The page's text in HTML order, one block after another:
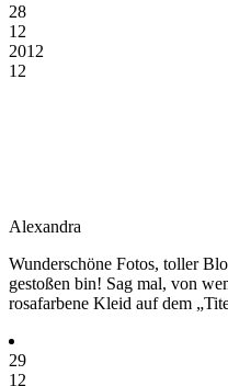
28
12
2012
12
Alexandra
Wunderschöne Fotos, toller
gestoßen bin! Sag mal, von
rosafarbene Kleid auf dem
29
12